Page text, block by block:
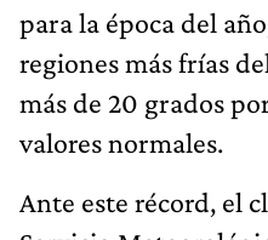
para la época del
regiones más frías
más de 20 grados
valores normales.
Ante este récord, el